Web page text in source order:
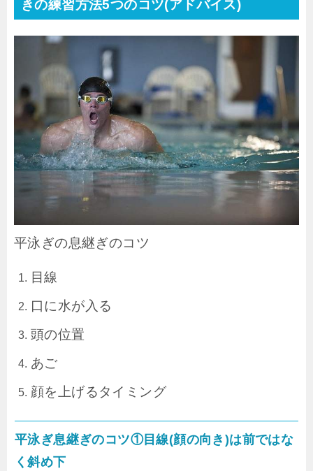
きの練習方法5つのコツ(アドバイス)
平泳ぎの息継ぎのコツ
目線
口に水が入る
頭の位置
あご
顔を上げるタイミング
平泳ぎ息継ぎのコツ①目線(顔の向き)は前ではな
く斜め下